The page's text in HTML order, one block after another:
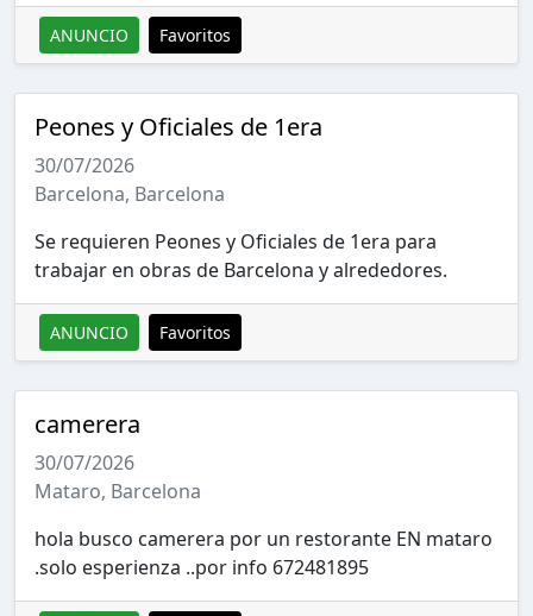
ANUNCIO Favoritos
Peones y Oficiales de 1era
30/07/2026
Barcelona, Barcelona
Se requieren Peones y Oficiales de 1era para
trabajar en obras de Barcelona y alrededores.
ANUNCIO Favoritos
camerera
30/07/2026
Mataro, Barcelona
hola busco camerera por un restorante EN mataro
.solo esperienza ..por info 672481895